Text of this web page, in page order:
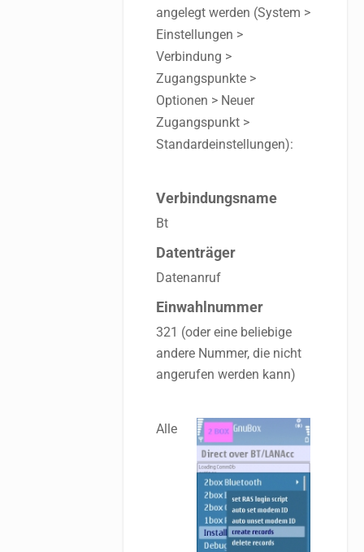
angelegt werden (System >
Einstellungen >
Verbindung >
Zugangspunkte >
Optionen > Neuer
Zugangspunkt >
Standardeinstellungen):
Verbindungsname
Bt
Datenträger
Datenanruf
Einwahlnummer
321 (oder eine beliebige
andere Nummer, die nicht
angerufen werden kann)
Alle